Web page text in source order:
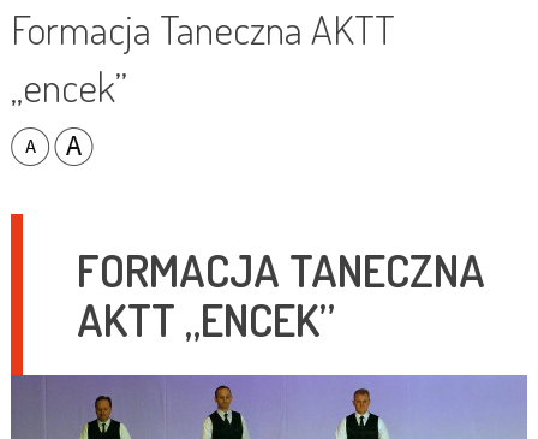
Formacja Taneczna AKTT
„encek”
FORMACJA TANECZNA
AKTT „ENCEK”